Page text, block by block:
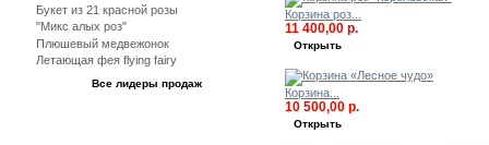
Корзина роз...
11 400,00 р.
Открыть
Корзина...
10 500,00 р.
Открыть
Букет из 21 красной розы
"Микс алых роз"
Плюшевый медвежонок
Летающая фея flying fairy
Все лидеры продаж